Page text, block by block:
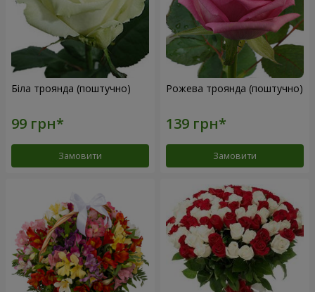
Біла троянда (поштучно)
Замовити
Рожева троянда (поштучно)
Замовити